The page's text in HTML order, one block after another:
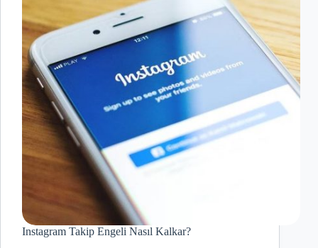
Instagram Takip Engeli Nasıl Kalkar?